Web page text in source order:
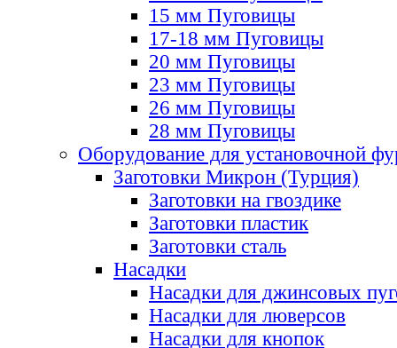
15 мм Пуговицы
17-18 мм Пуговицы
20 мм Пуговицы
23 мм Пуговицы
26 мм Пуговицы
28 мм Пуговицы
Оборудование для установочной
Заготовки Микрон (Турция)
Заготовки на гвоздике
Заготовки пластик
Заготовки сталь
Насадки
Насадки для джинсовых
Насадки для люверсов
Насадки для кнопок